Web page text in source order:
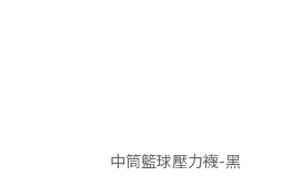
中筒籃球壓力襪-黑